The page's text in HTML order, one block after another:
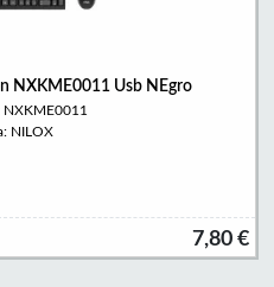
NXKME0011 Usb NEgro
NXKME0011
NILOX
7,80 €